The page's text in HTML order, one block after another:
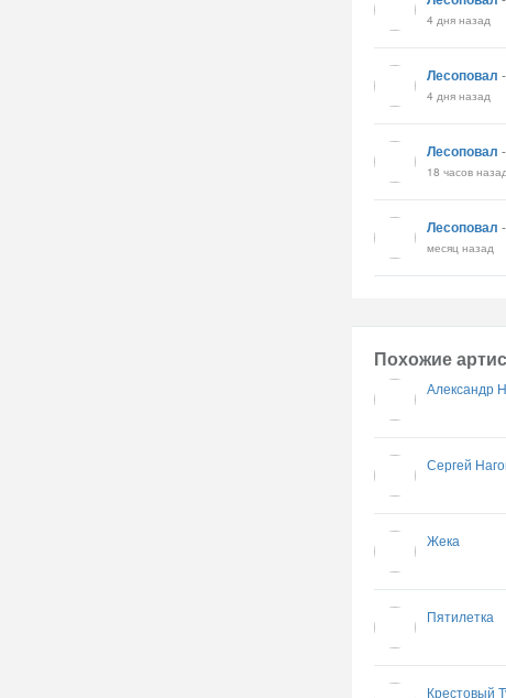
4 дня назад
Лесоповал -
4 дня назад
Лесоповал -
18 часов
Лесоповал -
месяц назад
Похожие
Александр
Сергей
Жека
Пятилетка
Крестовый